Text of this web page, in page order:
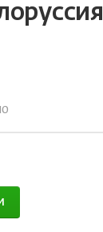
10